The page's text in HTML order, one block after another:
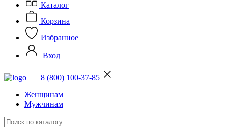
Каталог
Корзина
Избранное
Вход
8 (800) 100-37-85
Женщинам
Мужчинам